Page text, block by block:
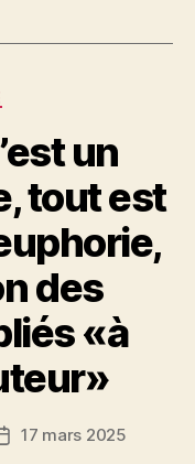
un
tout est
des
«à
Date17 mars 2025